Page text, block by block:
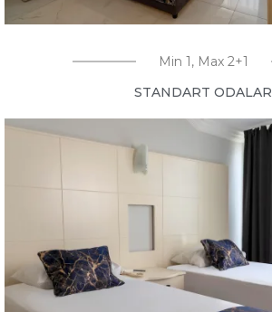
Min 1, Max 2+1
STANDART ODALAR